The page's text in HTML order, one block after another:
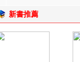
新書推薦